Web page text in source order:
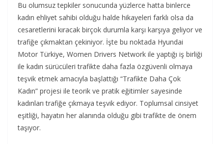
Bu olumsuz tepkiler sonucunda yüzlerce hatta binlerce
kadın ehliyet sahibi olduğu halde hikayeleri farklı olsa da
cesaretlerini kıracak birçok durumla karşı karşıya geliyor ve
trafiğe çıkmaktan çekiniyor. İşte bu noktada Hyundai
Motor Türkiye, Women Drivers Network ile yaptığı iş birliği
ile kadın sürücüleri trafikte daha fazla özgüvenli olmaya
teşvik etmek amacıyla başlattığı “Trafikte Daha Çok
Kadın” projesi ile teorik ve pratik eğitimler sayesinde
kadınları trafiğe çıkmaya teşvik ediyor. Toplumsal cinsiyet
eşitliği, hayatın her alanında olduğu gibi trafikte de önem
taşıyor.